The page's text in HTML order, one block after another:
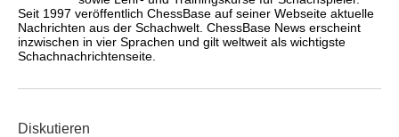
Seit 1997 veröffentlich ChessBase auf seiner Webseite aktuelle
Nachrichten aus der Schachwelt. ChessBase News erscheint
inzwischen in vier Sprachen und gilt weltweit als wichtigste
Schachnachrichtenseite.
Diskutieren